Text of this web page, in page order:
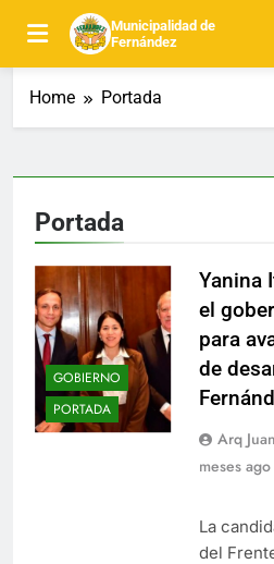
content
Municipalidad de
Fernández
Home Portada
Portada
GOBIERNO
PORTADA
Yanina
el
para
de
Arq
meses ago
La
del